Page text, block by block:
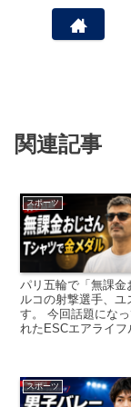
関連記事
スポーツ
パリ五輪で「無課金
ルコの射撃選手、
す。 今回話題にな
れたESCエアライフ
スポーツ